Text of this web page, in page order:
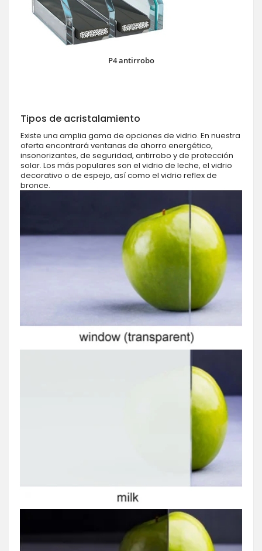
P4 antirrobo
Tipos de acristalamiento
Existe una amplia gama de opciones de vidrio. En nuestra
oferta encontrará ventanas de ahorro energético,
insonorizantes, de seguridad, antirrobo y de protección
solar. Los más populares son el vidrio de leche, el vidrio
decorativo o de espejo, así como el vidrio reflex de
bronce.